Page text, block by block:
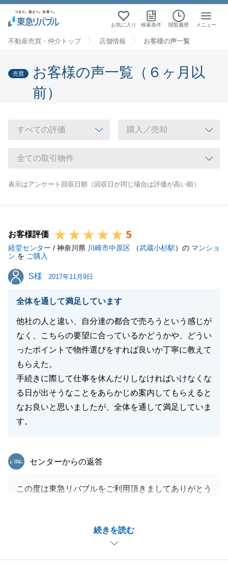
お気に入り 検索条件 閲覧履歴 メニュー
不動産売買・仲介トップ 店舗情報 お客様の声一覧
売買
お客様の声一覧（６ヶ月以
前）
表示はアンケート回収日順（回収日が同じ場合は評価が高い順）
お客様評価 5
経堂センター / 神奈川県 川崎市中原区 （武蔵小杉駅）の マンショ
ン を ご購入
S様
S様 2017年11月9日
全体を通して満足しています
他社の人と違い、自分達の都合で売ろうという感じが
なく、こちらの要望に合っているかどうかや、どうい
ったポイントで物件選びをすれば良いか丁寧に教えて
もらえた。
手続きに際して仕事を休んだりしなければいけなくな
る日が出そうなことをあらかじめ案内してもらえると
なお良いと思いましたが、全体を通して満足していま
す。
続きを読む
東急リバブル
センターからの返答
この度は東急リバブルをご利用頂きましてありがとう
にご満足頂ける物件を購入頂けたことは私にとっても
新居での生活がS様にとってより良いものとなるよう